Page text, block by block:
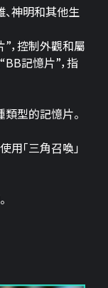
、神明和其他生
，控制外觀和屬
記憶片”，指
型的記憶片。
「三角召喚」